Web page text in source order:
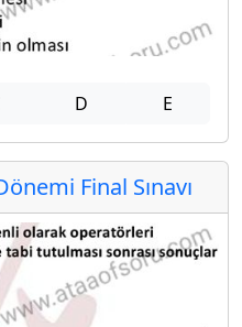
D E
Final Sınavı